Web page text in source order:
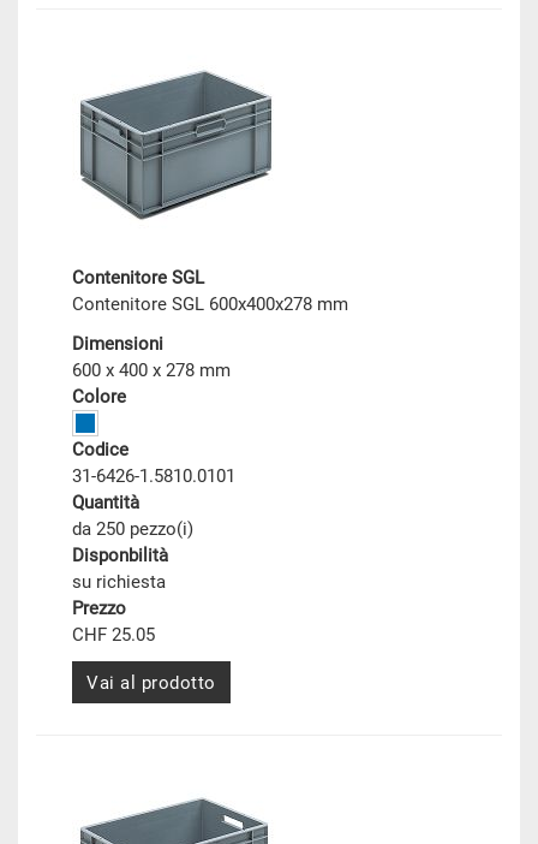
Contenitore SGL
Contenitore SGL 600x400x278 mm
Dimensioni
600 x 400 x 278 mm
Colore
Codice
31-6426-1.5810.0101
Quantità
da 250 pezzo(i)
Disponbilità
su richiesta
Prezzo
CHF 25.05
Vai al prodotto